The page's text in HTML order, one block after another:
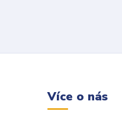
Více o nás